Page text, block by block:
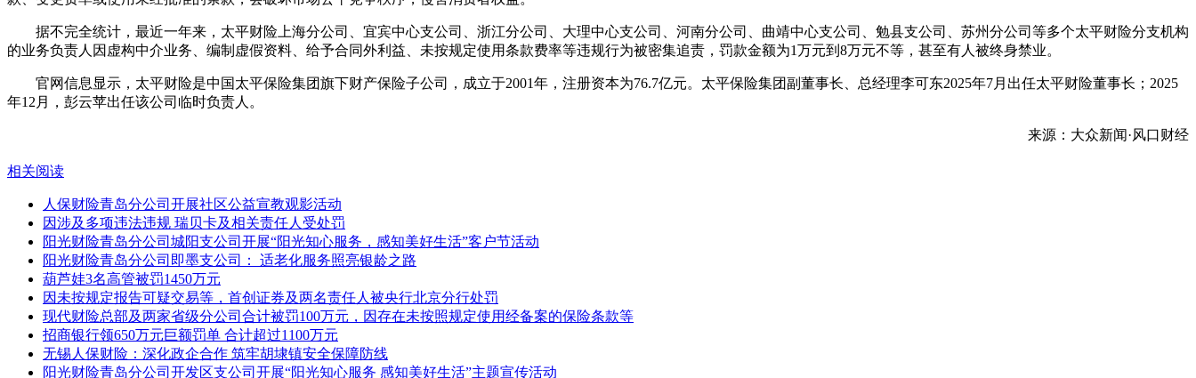
据不完全统计，最近一年来，太平财险上海分公司、宜宾中心支公司、浙江分公司、大理中心支公司、河南分公司、曲靖中心支公司、勉县支公司、苏州分公司等多个太平财险分支机构
的业务负责人因虚构中介业务、编制虚假资料、给予合同外利益、未按规定使用条款费率等违规行为被密集追责，罚款金额为1万元到8万元不等，甚至有人被终身禁业。
官网信息显示，太平财险是中国太平保险集团旗下财产保险子公司，成立于2001年，注册资本为76.7亿元。太平保险集团副董事长、总经理李可东2025年7月出任太平财险董事长；2025
年12月，彭云苹出任该公司临时负责人。
来源：大众新闻·风口财经
相关阅读
人保财险青岛分公司开展社区公益宣教观影活动
因涉及多项违法违规 瑞贝卡及相关责任人受处罚
阳光财险青岛分公司城阳支公司开展“阳光知心服务，感知美好生活”客户节活动
阳光财险青岛分公司即墨支公司： 适老化服务照亮银龄之路
葫芦娃3名高管被罚1450万元
因未按规定报告可疑交易等，首创证券及两名责任人被央行北京分行处罚
现代财险总部及两家省级分公司合计被罚100万元，因存在未按照规定使用经备案的保险条款等
招商银行领650万元巨额罚单 合计超过1100万元
无锡人保财险：深化政企合作 筑牢胡埭镇安全保障防线
阳光财险青岛分公司开发区支公司开展“阳光知心服务 感知美好生活”主题宣传活动